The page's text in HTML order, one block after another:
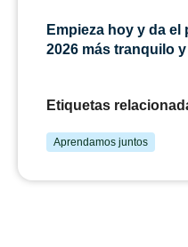
Empieza hoy y da
2026 más tranquilo
Etiquetas
Aprendamos juntos